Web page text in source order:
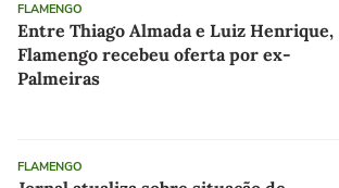
FLAMENGO
Entre Thiago Almada e Luiz Henrique,
Flamengo recebeu oferta por ex-
Palmeiras
FLAMENGO